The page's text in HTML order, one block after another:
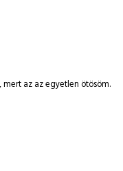
az az egyetlen ötösöm.